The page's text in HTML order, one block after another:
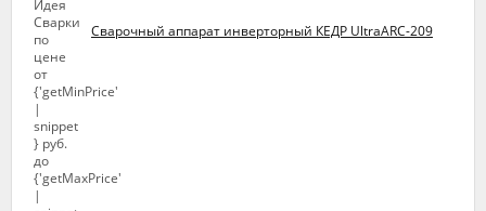
Сварочный аппарат инверторный КЕДР UltraARC-209